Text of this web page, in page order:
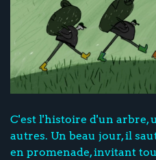
C'est l'histoire d'un arbre,
autres. Un beau jour, il
en promenade, invitant